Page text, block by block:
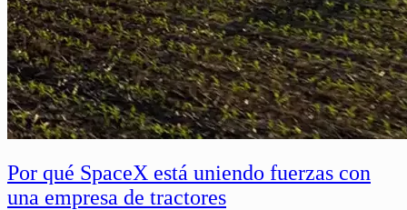
Por qué SpaceX está uniendo fuerzas con
una empresa de tractores